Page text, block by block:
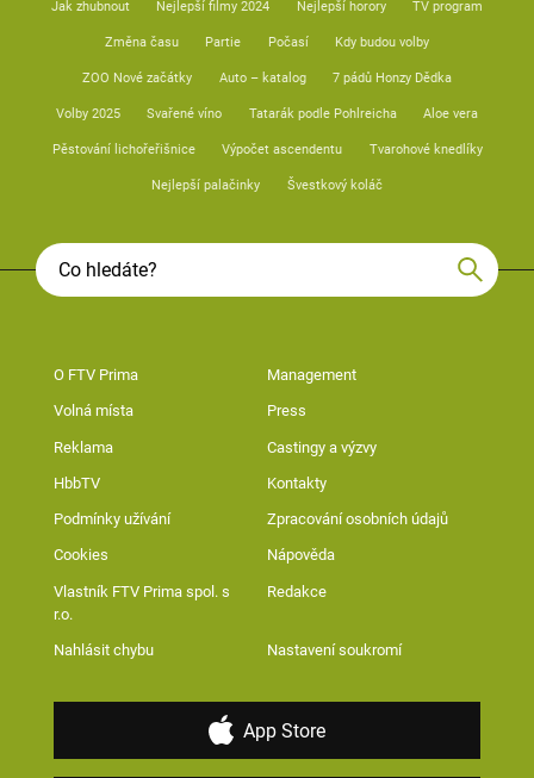
Jak zhubnout Nejlepší filmy 2024 Nejlepší horory TV program
Změna času Partie Počasí Kdy budou volby
ZOO Nové začátky Auto – katalog 7 pádů Honzy Dědka
Volby 2025 Svařené víno Tatarák podle Pohlreicha Aloe vera
Pěstování lichořeřišnice Výpočet ascendentu Tvarohové knedlíky
Nejlepší palačinky Švestkový koláč
O FTV Prima Management
Volná místa Press
Reklama Castingy a výzvy
HbbTV Kontakty
Podmínky užívání Zpracování osobních údajů
Cookies Nápověda
Vlastník FTV Prima spol. s
r.o.
Redakce
Nahlásit chybu Nastavení soukromí
App Store